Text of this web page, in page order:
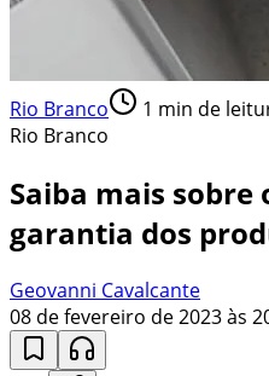
Rio Branco 1 min de
Rio Branco
Saiba mais sobre
garantia dos
Geovanni Cavalcante
08 de fevereiro de 2023 às